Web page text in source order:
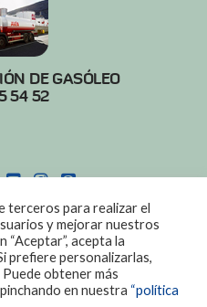
DE GASÓLEO
54 52
|AVISO LEGAL
SISTEMAS
terceros para realizar el
y mejorar nuestros
“Aceptar”, acepta la
prefiere personalizarlas,
Puede obtener más
en nuestra “política